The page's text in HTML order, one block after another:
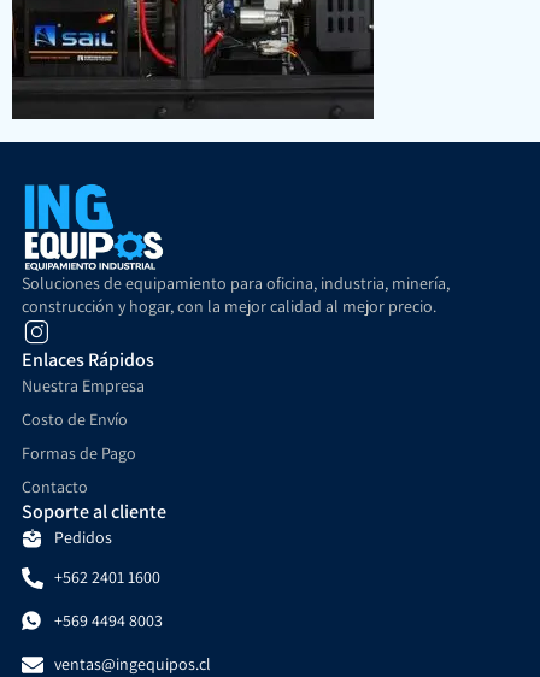
Soluciones de equipamiento para oficina, industria, minería,
construcción y hogar, con la mejor calidad al mejor precio.
Enlaces Rápidos
Nuestra Empresa
Costo de Envío
Formas de Pago
Contacto
Soporte al cliente
Pedidos
+562 2401 1600
+569 4494 8003
ventas@ingequipos.cl